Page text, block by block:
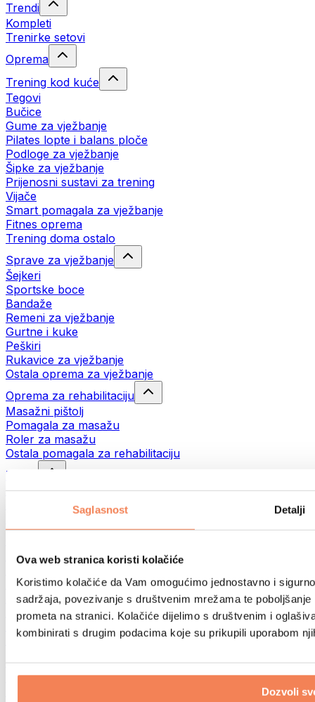
Saglasnost Detalji
Ova web stranica koristi kolačiće
Koristimo kolačiće da Vam omogućimo jednostavno i
sadržaja, povezivanje s društvenim mrežama te
prometa na stranici. Kolačiće dijelimo s društvenim i
kombinirati s drugim podacima koje su prikupili uporabom
Dozvoli
Trendi
Kompleti
Trenirke setovi
Oprema
Trening kod kuće
Tegovi
Bučice
Gume za vježbanje
Pilates lopte i balans ploče
Podloge za vježbanje
Šipke za vježbanje
Prijenosni sustavi za trening
Vijače
Smart pomagala za vježbanje
Fitnes oprema
Trening doma ostalo
Sprave za vježbanje
Šejkeri
Sportske boce
Bandaže
Remeni za vježbanje
Gurtne i kuke
Peškiri
Rukavice za vježbanje
Ostala oprema za vježbanje
Oprema za rehabilitaciju
Masažni pištolj
Pomagala za masažu
Roler za masažu
Ostala pomagala za rehabilitaciju
Torbe
Torbe za hranu
Sportske torbe
Trčanje
Biciklizam
Joga i pilates
Kupanje hladnom vodom
Plivanje
Planinarenje
Biohacking
Terapija crvenim svjetlom